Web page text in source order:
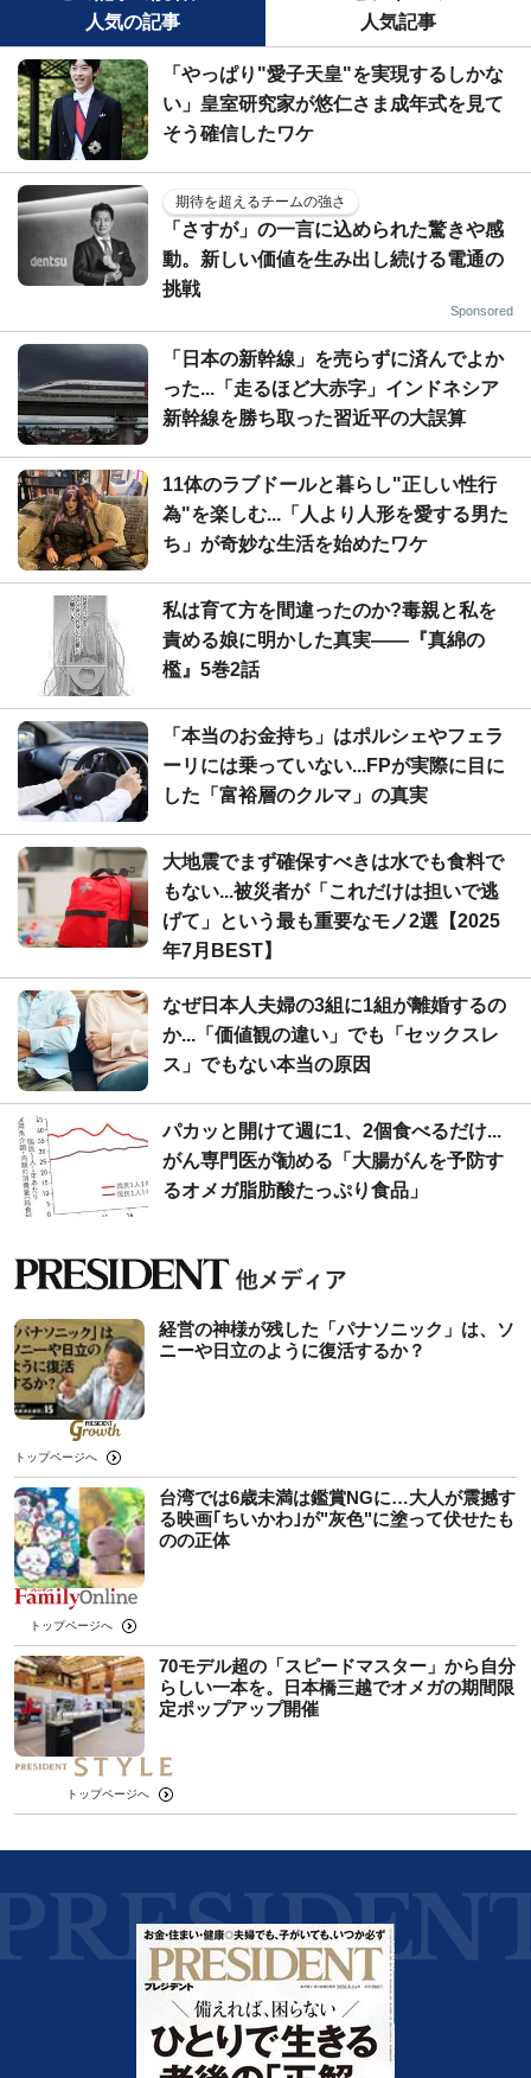
人気の記事
人気記事
「やっぱり"愛子天皇"を実現するしかな
い」皇室研究家が悠仁さま成年式を見て
そう確信したワケ
期待を超えるチームの強さ
「さすが」の一言に込められた驚きや感
動。新しい価値を生み出し続ける電通の
挑戦
Sponsored
「日本の新幹線」を売らずに済んでよか
った...「走るほど大赤字」インドネシア
新幹線を勝ち取った習近平の大誤算
11体のラブドールと暮らし"正しい性行
為"を楽しむ...「人より人形を愛する男た
ち」が奇妙な生活を始めたワケ
私は育て方を間違ったのか?毒親と私を
責める娘に明かした真実――『真綿の
檻』5巻2話
「本当のお金持ち」はポルシェやフェラ
ーリには乗っていない...FPが実際に目に
した「富裕層のクルマ」の真実
大地震でまず確保すべきは水でも食料で
もない...被災者が「これだけは担いで逃
げて」という最も重要なモノ2選【2025
年7月BEST】
なぜ日本人夫婦の3組に1組が離婚するの
か...「価値観の違い」でも「セックスレ
ス」でもない本当の原因
パカッと開けて週に1、2個食べるだけ...
がん専門医が勧める「大腸がんを予防す
るオメガ脂肪酸たっぷり食品」
経営の神様が残した「パナソニック」は、ソ
ニーや日立のように復活するか？
トップページへ
台湾では6歳未満は鑑賞NGに…大人が震撼す
る映画｢ちいかわ｣が"灰色"に塗って伏せたも
のの正体
トップページへ
70モデル超の「スピードマスター」から自分
らしい一本を。日本橋三越でオメガの期間限
定ポップアップ開催
トップページへ